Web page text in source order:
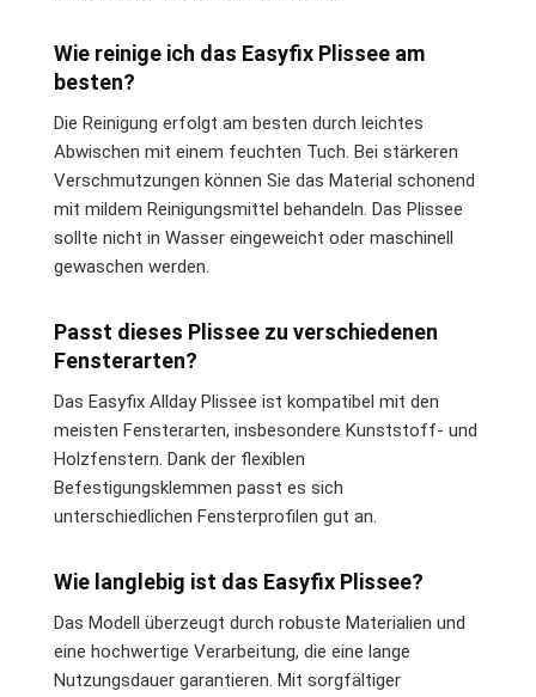
Wie reinige ich das Easyfix Plissee am
besten?
Die Reinigung erfolgt am besten durch leichtes
Abwischen mit einem feuchten Tuch. Bei stärkeren
Verschmutzungen können Sie das Material schonend
mit mildem Reinigungsmittel behandeln. Das Plissee
sollte nicht in Wasser eingeweicht oder maschinell
gewaschen werden.
Passt dieses Plissee zu verschiedenen
Fensterarten?
Das Easyfix Allday Plissee ist kompatibel mit den
meisten Fensterarten, insbesondere Kunststoff- und
Holzfenstern. Dank der flexiblen
Befestigungsklemmen passt es sich
unterschiedlichen Fensterprofilen gut an.
Wie langlebig ist das Easyfix Plissee?
Das Modell überzeugt durch robuste Materialien und
eine hochwertige Verarbeitung, die eine lange
Nutzungsdauer garantieren. Mit sorgfältiger